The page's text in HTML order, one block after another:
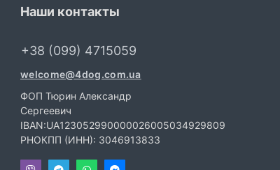
Наши контакты
+38 (099) 4715059
welcome@4dog.com.ua
ФОП Тюрин Александр
Сергеевич
IBAN:UA123052990000026005034929809
РНОКПП (ИНН): 3046913833